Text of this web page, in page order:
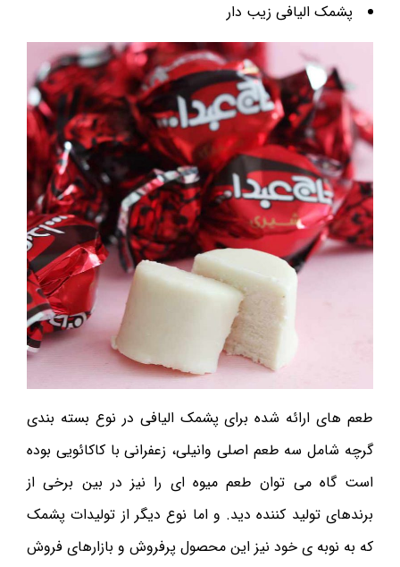
پشمک الیافی زیب دار
طعم های ارائه شده برای پشمک الیافی در نوع بسته بندی
گرچه شامل سه طعم اصلی وانیلی، زعفرانی با کاکائویی بوده
است گاه می توان طعم میوه ای را نیز در بین برخی از
برندهای تولید کننده دید. و اما نوع دیگر از تولیدات پشمک
که به نوبه ی خود نیز این محصول پرفروش و بازارهای فروش